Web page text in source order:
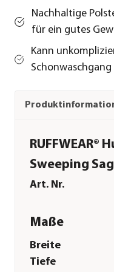
Nachhaltige
für ein gutes
Kann
RUFFWEAR®
Sweeping
Art. Nr.
Maße
Breite
Tiefe